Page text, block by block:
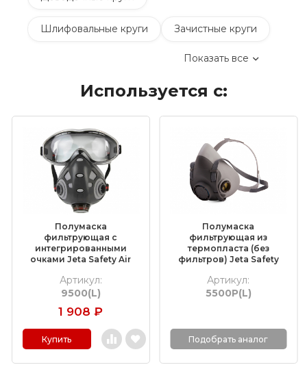
Шлифовальные круги Зачистные круги
Круги лепестковые торцевые шлифовальные
(КЛТ)
Шлифовальные круги на липучке Velcro
Обдирочные круги
Шлифовальные валики Фибровые круги
Абразивные шлифовальные головки
Шлифовальные листы и рулоны
Круги с креплением Roloc™
Шлифовальные абразивные ленты
Отрезные круги по металлу
Показать все
Используется с:
Полумаска
фильтрующая с
интегрированными
очками Jeta Safety Air
Артикул:
9500(L)
1 908 ₽
Купить
Полумаска
фильтрующая из
термопласта (без
фильтров) Jeta Safety
Артикул:
5500P(L)
Подобрать аналог